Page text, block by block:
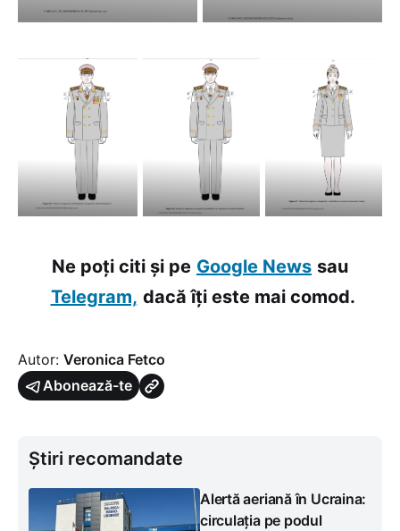
Ne poți citi și pe Google News sau
Telegram, dacă îți este mai comod.
Autor: Veronica Fetco
Abonează-te
Știri recomandate
Alertă aeriană în Ucraina:
circulația pe podul